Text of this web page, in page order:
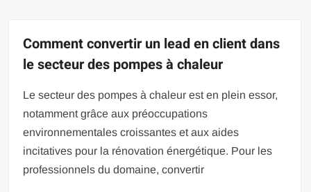
Comment convertir un lead en client dans
le secteur des pompes à chaleur
Le secteur des pompes à chaleur est en plein essor,
notamment grâce aux préoccupations
environnementales croissantes et aux aides
incitatives pour la rénovation énergétique. Pour les
professionnels du domaine, convertir